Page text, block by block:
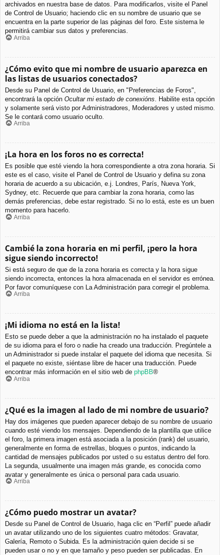
archivados en nuestra base de datos. Para modificarlos, visite el Panel
de Control de Usuario; haciendo clic en su nombre de usuario que se
encuentra en la parte superior de las páginas del foro. Este sistema le
permitirá cambiar sus datos y preferencias.
Arriba
¿Cómo evito que mi nombre de usuario aparezca en
las listas de usuarios conectados?
Desde su Panel de Control de Usuario, en "Preferencias de Foros",
encontrará la opción Ocultar mi estado de conexións . Habilite esta opción
y solamente será visto por Administradores, Moderadores y usted mismo.
Se le contará como usuario oculto.
Arriba
¡La hora en los foros no es correcta!
Es posible que esté viendo la hora correspondiente a otra zona horaria. Si
este es el caso, visite el Panel de Control de Usuario y defina su zona
horaria de acuerdo a su ubicación, e.j. Londres, París, Nueva York,
Sydney, etc. Recuerde que para cambiar la zona horaria, como las
demás preferencias, debe estar registrado. Si no lo está, este es un buen
momento para hacerlo.
Arriba
Cambié la zona horaria en mi perfil, ¡pero la hora
sigue siendo incorrecto!
Si está seguro de que de la zona horaria es correcta y la hora sigue
siendo incorrecta, entonces la hora almacenada en el servidor es errónea.
Por favor comuníquese con La Administración para corregir el problema.
Arriba
¡Mi idioma no está en la lista!
Esto se puede deber a que la administración no ha instalado el paquete
de su idioma para el foro o nadie ha creado una traducción. Pregúntele a
un Administrador si puede instalar el paquete del idioma que necesita. Si
el paquete no existe, siéntase libre de hacer una traducción. Puede
encontrar más información en el sitio web de phpBB®
Arriba
¿Qué es la imagen al lado de mi nombre de usuario?
Hay dos imágenes que pueden aparecer debajo de su nombre de usuario
cuando esté viendo los mensajes. Dependiendo de la plantilla que utilice
el foro, la primera imagen está asociada a la posición (rank) del usuario,
generalmente en forma de estrellas, bloques o puntos, indicando la
cantidad de mensajes publicados por usted o su estatus dentro del foro.
La segunda, usualmente una imagen más grande, es conocida como
avatar y generalmente es única o personal para cada usuario.
Arriba
¿Cómo puedo mostrar un avatar?
Desde su Panel de Control de Usuario, haga clic en “Perfil” puede añadir
un avatar utilizando uno de los siguientes cuatro métodos: Gravatar,
Galería, Remoto o Subida. Es la administración quien decide si se
pueden usar o no y en que tamaño y peso pueden ser publicadas. En